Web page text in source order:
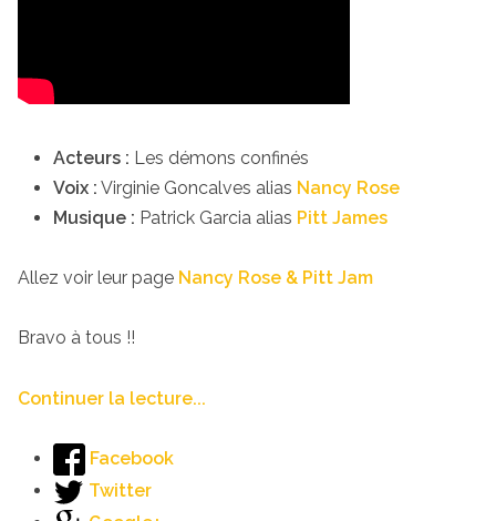
Acteurs : Les démons confinés
Voix : Virginie Goncalves alias Nancy Rose
Musique : Patrick Garcia alias Pitt James
Allez voir leur page Nancy Rose & Pitt Jam
Bravo à tous !!
Continuer la lecture...
Facebook
Twitter